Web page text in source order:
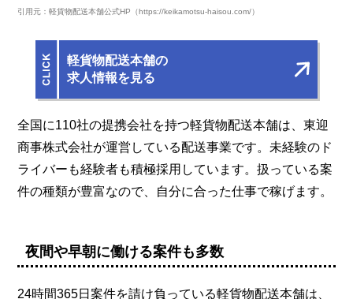
引用元：軽貨物配送本舗公式HP（https://keikamotsu-haisou.com/）
軽貨物配送本舗の
求人情報を見る
全国に110社の提携会社を持つ軽貨物配送本舗は、東迎
商事株式会社が運営している配送事業です。未経験のド
ライバーも経験者も積極採用しています。扱っている案
件の種類が豊富なので、自分に合った仕事で稼げます。
夜間や早朝に働ける案件も多数
24時間365日案件を請け負っている軽貨物配送本舗は、